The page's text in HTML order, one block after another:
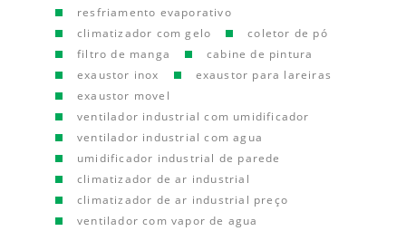
resfriamento evaporativo
climatizador com gelo
coletor de pó
filtro de manga
cabine de pintura
exaustor inox
exaustor para lareiras
exaustor movel
ventilador industrial com umidificador
ventilador industrial com agua
umidificador industrial de parede
climatizador de ar industrial
climatizador de ar industrial preço
ventilador com vapor de agua